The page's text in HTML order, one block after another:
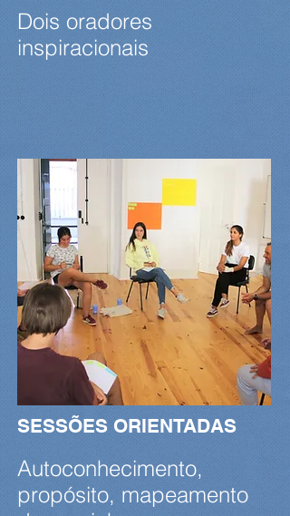
Dois oradores
inspiracionais
SESSÕES ORIENTADAS
Autoconhecimento,
propósito, mapeamento